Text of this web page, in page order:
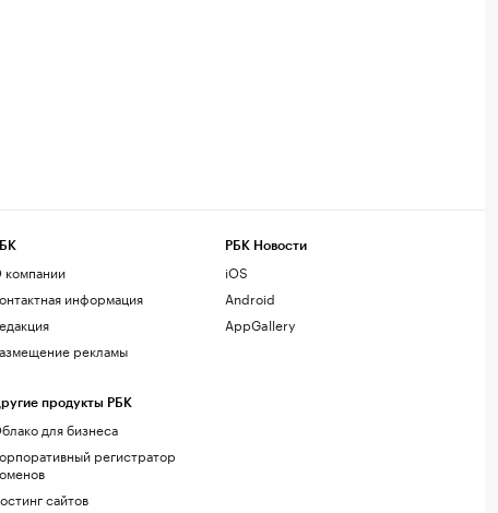
информация
рекламы
продукты РБК
для бизнеса
регистратор
сайтов
РБК Новости
iOS
Android
AppGallery